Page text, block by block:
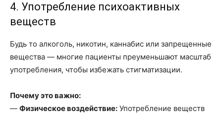
4. Употребление психоактивных
веществ
Будь то алкоголь, никотин, каннабис или запрещенные
вещества — многие пациенты преуменьшают масштаб
употребления, чтобы избежать стигматизации.
Почему это важно:
— Физическое воздействие: Употребление веществ